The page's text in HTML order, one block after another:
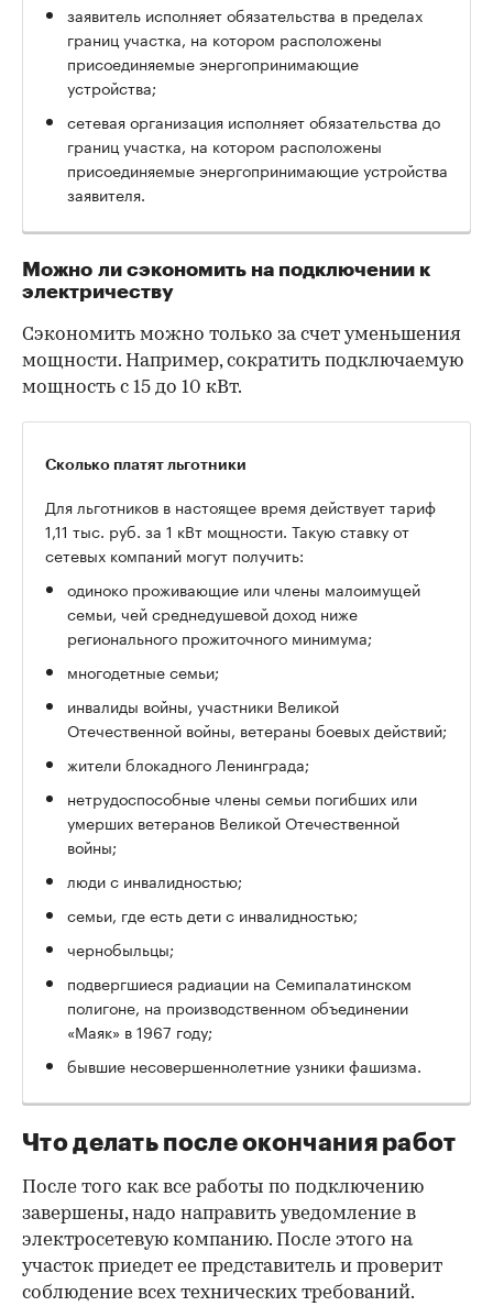
заявитель исполняет обязательства в пределах
границ участка, на котором расположены
присоединяемые энергопринимающие
устройства;
сетевая организация исполняет обязательства до
границ участка, на котором расположены
присоединяемые энергопринимающие устройства
заявителя.
Можно ли сэкономить на подключении к
электричеству
Сэкономить можно только за счет уменьшения
мощности. Например, сократить подключаемую
мощность с 15 до 10 кВт.
Сколько платят льготники
Для льготников в настоящее время действует тариф
1,11 тыс. руб. за 1 кВт мощности. Такую ставку от
сетевых компаний могут получить:
одиноко проживающие или члены малоимущей
семьи, чей среднедушевой доход ниже
регионального прожиточного минимума;
многодетные семьи;
инвалиды войны, участники Великой
Отечественной войны, ветераны боевых действий;
жители блокадного Ленинграда;
нетрудоспособные члены семьи погибших или
умерших ветеранов Великой Отечественной
войны;
люди с инвалидностью;
семьи, где есть дети с инвалидностью;
чернобыльцы;
подвергшиеся радиации на Семипалатинском
полигоне, на производственном объединении
«Маяк» в 1967 году;
бывшие несовершеннолетние узники фашизма.
Что делать после окончания работ
После того как все работы по подключению
завершены, надо направить уведомление в
электросетевую компанию. После этого на
участок приедет ее представитель и проверит
соблюдение всех технических требований.